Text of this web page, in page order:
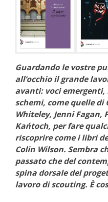
Guardando le vostre
all’occhio il grande
avanti: voci
schemi, come quelle
Whiteley, Jenni Fagan,
Kańtoch, per fare
riscoprire come i libri
Colin Wilson. Sembra
passato che del
spina dorsale del
lavoro di scouting. È